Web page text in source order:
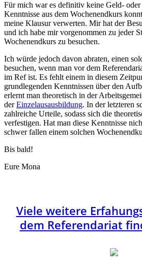
Für mich war es definitiv keine Geld-
Kenntnisse aus dem Wochenendkurs
meine Klausur verwerten. Mir hat der
und ich habe mir vorgenommen zu jeder
Wochenendkurs zu besuchen.
Ich würde jedoch davon abraten, einen
besuchen, wenn man vor dem
im Ref ist. Es fehlt einem in diesem
grundlegenden Kenntnissen über den
erlernt man theoretisch in der
derEinzelausausbildung. In der letzteren
zahlreiche Urteile, sodass sich die
verfestigen. Hat man diese Kenntnisse
schwer fallen einem solchen
Bis bald!
Eure Mona
Viele weitere
dem Referendariat